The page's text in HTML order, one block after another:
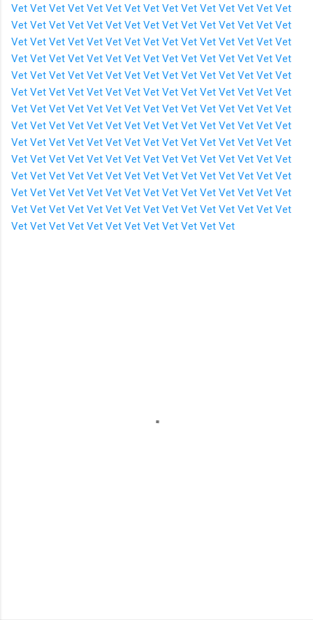
Vet Vet Vet Vet Vet Vet Vet Vet Vet Vet Vet Vet Vet Vet Vet
Vet Vet Vet Vet Vet Vet Vet Vet Vet Vet Vet Vet Vet Vet Vet
Vet Vet Vet Vet Vet Vet Vet Vet Vet Vet Vet Vet Vet Vet Vet
Vet Vet Vet Vet Vet Vet Vet Vet Vet Vet Vet Vet Vet Vet Vet
Vet Vet Vet Vet Vet Vet Vet Vet Vet Vet Vet Vet Vet Vet Vet
Vet Vet Vet Vet Vet Vet Vet Vet Vet Vet Vet Vet Vet Vet Vet
Vet Vet Vet Vet Vet Vet Vet Vet Vet Vet Vet Vet Vet Vet Vet
Vet Vet Vet Vet Vet Vet Vet Vet Vet Vet Vet Vet Vet Vet Vet
Vet Vet Vet Vet Vet Vet Vet Vet Vet Vet Vet Vet Vet Vet Vet
Vet Vet Vet Vet Vet Vet Vet Vet Vet Vet Vet Vet Vet Vet Vet
Vet Vet Vet Vet Vet Vet Vet Vet Vet Vet Vet Vet Vet Vet Vet
Vet Vet Vet Vet Vet Vet Vet Vet Vet Vet Vet Vet Vet Vet Vet
Vet Vet Vet Vet Vet Vet Vet Vet Vet Vet Vet Vet Vet Vet Vet
Vet Vet Vet Vet Vet Vet Vet Vet Vet Vet Vet Vet